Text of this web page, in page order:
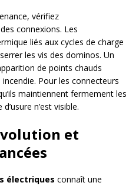
vérifiez
connexions. Les
liés aux cycles de charge
les vis des dominos. Un
de points chauds
Pour les connecteurs
maintiennent fermement les
n’est visible.
et
électriques connaît une